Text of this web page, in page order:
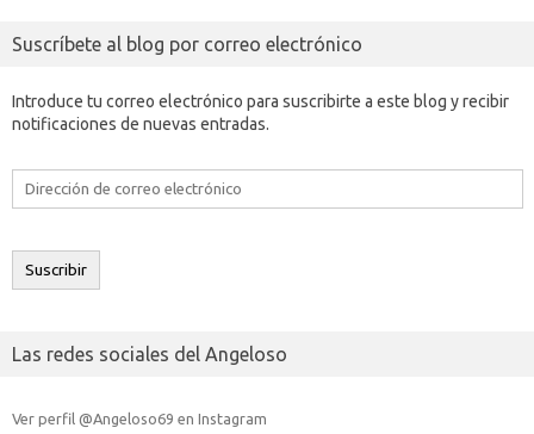
Suscríbete al blog por correo electrónico
Introduce tu correo electrónico para suscribirte a este blog y recibir
notificaciones de nuevas entradas.
Dirección
electrónico
Suscribir
Las redes sociales del Angeloso
Ver perfil @Angeloso69 en Instagram